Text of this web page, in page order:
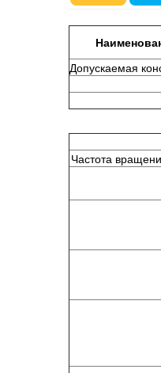
Допускаемая
Частота